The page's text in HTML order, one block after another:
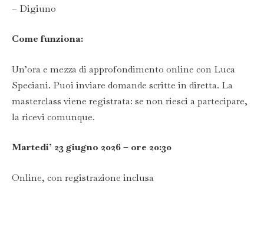
– Digiuno
Come funziona:
Un’ora e mezza di approfondimento online con Luca
Speciani. Puoi inviare domande scritte in diretta. La
masterclass viene registrata: se non riesci a partecipare,
la ricevi comunque.
Martedi’ 23 giugno 2026 – ore 20:30
Online, con registrazione inclusa